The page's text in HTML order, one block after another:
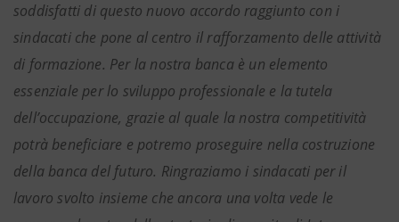
soddisfatti di questo nuovo accordo raggiunto con i
sindacati che pone al centro il rafforzamento delle attività
di formazione. Per la nostra banca è un elemento
essenziale per lo sviluppo professionale e la tutela
dell’occupazione, grazie al quale la nostra competitività
potrà beneficiare e potremo proseguire nella costruzione
della banca del futuro. Ringraziamo i sindacati per il
lavoro svolto insieme che ancora una volta vede le